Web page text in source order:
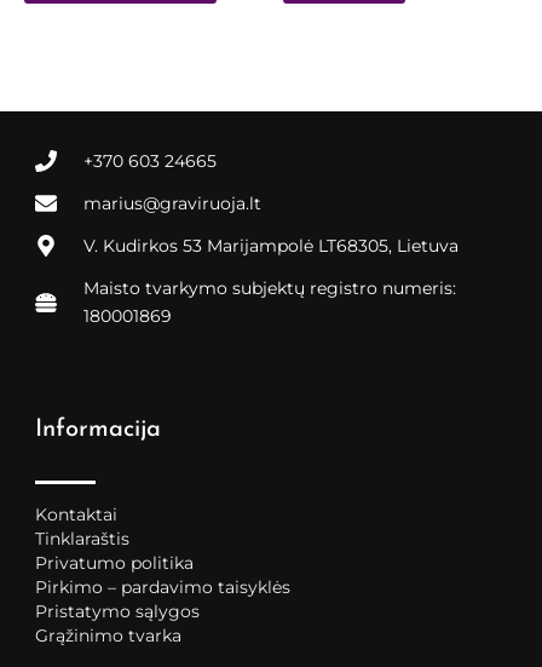
+370 603 24665
marius@graviruoja.lt
V. Kudirkos 53 Marijampolė LT68305, Lietuva
Maisto tvarkymo subjektų registro numeris:
180001869
Informacija
Kontaktai
Tinklaraštis
Privatumo politika
Pirkimo – pardavimo taisyklės
Pristatymo sąlygos
Grąžinimo tvarka